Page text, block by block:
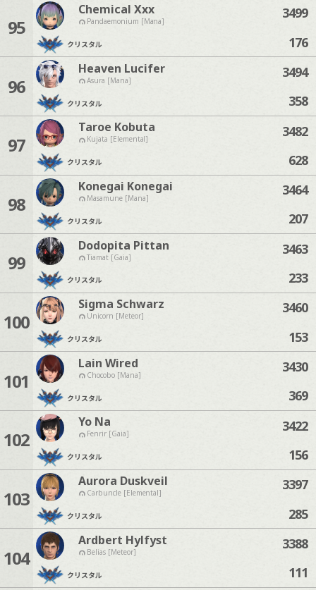
95
Chemical Xxx
Pandaemonium [Mana]
クリスタル
3499
176
96
Heaven Lucifer
Asura [Mana]
クリスタル
3494
358
97
Taroe Kobuta
Kujata [Elemental]
クリスタル
3482
628
98
Konegai Konegai
Masamune [Mana]
クリスタル
3464
207
99
Dodopita Pittan
Tiamat [Gaia]
クリスタル
3463
233
100
Sigma Schwarz
Unicorn [Meteor]
クリスタル
3460
153
101
Lain Wired
Chocobo [Mana]
クリスタル
3430
369
102
Yo Na
Fenrir [Gaia]
クリスタル
3422
156
103
Aurora Duskveil
Carbuncle [Elemental]
クリスタル
3397
285
104
Ardbert Hylfyst
Belias [Meteor]
クリスタル
3388
111